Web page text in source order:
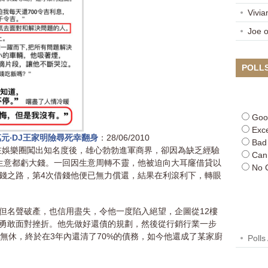
‧DJ王家明險尋死幸翻身 ：28/06/2010
樂圈闖出知名度後，雄心勃勃進軍商界，卻因為缺乏經驗
都虧大錢。一回因生意周轉不靈，他被迫向大耳窿借貸以
之路，第4次借錢他便已無力償還，結果在利滾利下，轉眼
名聲破產，也信用盡失，令他一度陷入絕望，企圖從12樓
敢面對挫折。他先做好還債的規劃，然後從行銷行業一步
休，終於在3年內還清了70%的債務，如今他還成了某家廚
Joe
Bad
No
Polls